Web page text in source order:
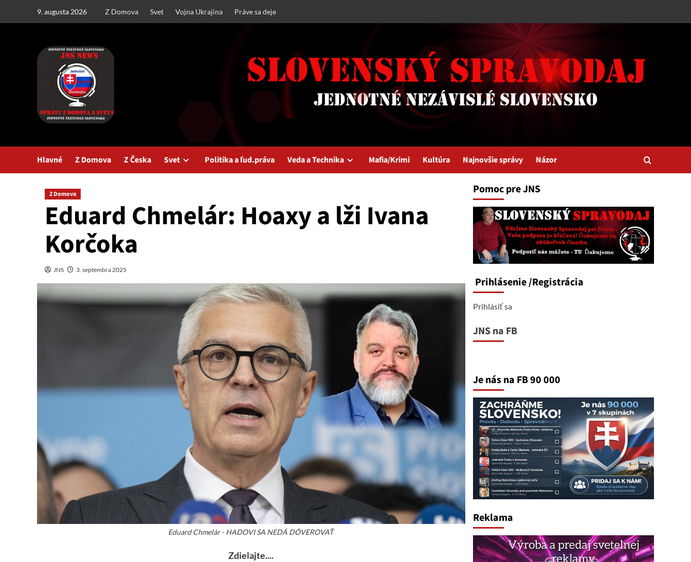
9. augusta 2026 Z Domova Svet Vojna Ukrajina Práve sa deje
Hlavné Z Domova Z Česka Svet Politika a ľud.práva Veda a Technika Mafia/Krimi Kultúra Najnovšie správy Názor
Z Domova
Eduard Chmelár: Hoaxy a lži Ivana
Korčoka
JNS 3. septembra 2025
Eduard Chmelár - HADOVI SA NEDÁ DÔVEROVAŤ
Zdielajte....
Pomoc pre JNS
Prihlásenie/Registrácia
Prihlásiť sa
JNS na FB
Je nás na FB 90 000
Reklama